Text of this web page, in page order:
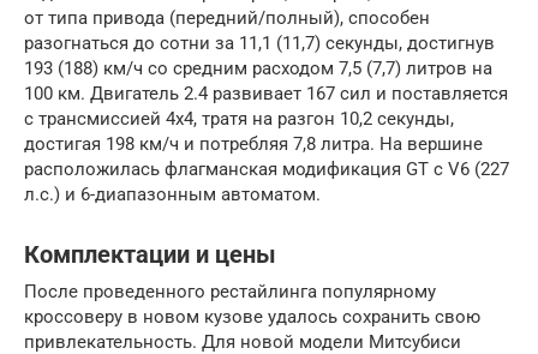
от типа привода (передний/полный), способен
разогнаться до сотни за 11,1 (11,7) секунды, достигнув
193 (188) км/ч со средним расходом 7,5 (7,7) литров на
100 км. Двигатель 2.4 развивает 167 сил и поставляется
с трансмиссией 4х4, тратя на разгон 10,2 секунды,
достигая 198 км/ч и потребляя 7,8 литра. На вершине
расположилась флагманская модификация GT с V6 (227
л.с.) и 6-диапазонным автоматом.
Комплектации и цены
После проведенного рестайлинга популярному
кроссоверу в новом кузове удалось сохранить свою
привлекательность. Для новой модели Митсубиси